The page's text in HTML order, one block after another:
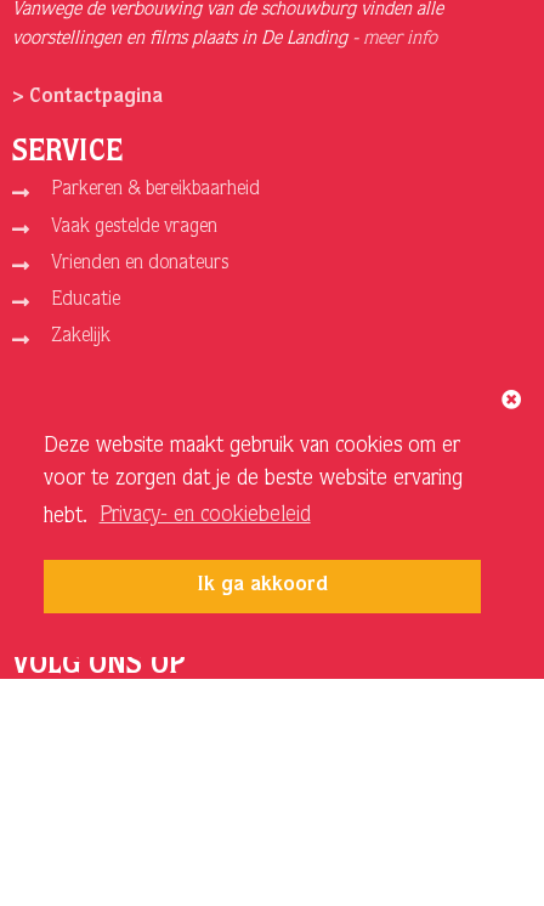
Deze website maakt gebruik van cookies om er
voor te zorgen dat je de beste website ervaring
hebt.
Privacy- en cookiebeleid
Ik ga akkoord
Vanwege de verbouwing van de schouwburg vinden alle
voorstellingen en films plaats in De Landing - meer info
> Contactpagina
SERVICE
Parkeren & bereikbaarheid
Vaak gestelde vragen
Vrienden en donateurs
Educatie
Zakelijk
Over ons
Vacatures
Privacy- en cookiebeleid
Sponsoren en adverteerders
VOLG ONS OP